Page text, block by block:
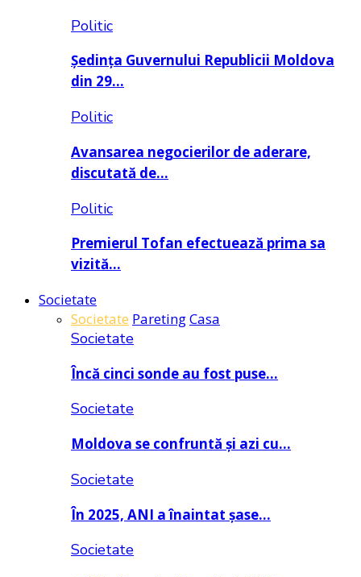
Politic
Ședința Guvernului Republicii Moldova
din 29…
Politic
Avansarea negocierilor de aderare,
discutată de…
Politic
Premierul Tofan efectuează prima sa
vizită…
Societate
Societate ParetingCasa
Societate
Încă cinci sonde au fost puse…
Societate
Moldova se confruntă și azi cu…
Societate
În 2025, ANI a înaintat șase…
Societate